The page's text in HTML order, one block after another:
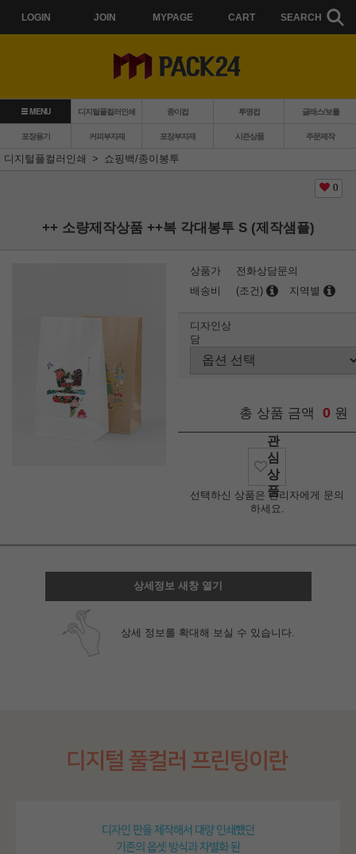
LOGIN JOIN MYPAGE CART SEARCH
MENU 디지털풀컬러인쇄 종이컵 투명컵 글래스/보틀
포장용기 커피부자재 포장부자재 시즌상품
주문제작
디지털풀컬러인쇄
쇼핑백/종이봉투
0
++ 소량제작상품 ++복 각대봉투 S (제작샘플)
상품가
전화상담문의
배송비
(조건) 지역별
디자인상
담
총 상품 금액 0 원
관
심
상
품
선택하신 상품은 관리자에게 문의
하세요.
상세정보 새창 열기
상세 정보를 확대해 보실 수 있습니다.